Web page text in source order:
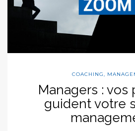
COACHING,
Managers : vos
guident votre